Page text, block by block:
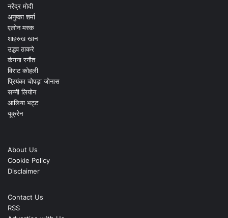
नरेंद्र मोदी
अनुष्का शर्मा
एलोन मस्क
शाहरुख खान
उद्धव ठाकरे
कंगना रनौत
विराट कोहली
प्रियंका चोपड़ा जोनास
सन्नी लियोन
आलिया भट्ट
यूक्रेन
About Us
Cookie Policy
Disclaimer
Contact Us
RSS